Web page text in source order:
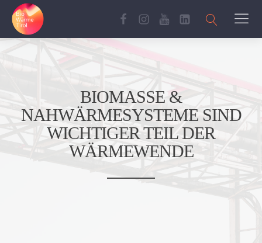
BIOMASSE &
NAHWÄRMESYSTEME SIND
WICHTIGER TEIL DER
WÄRMEWENDE